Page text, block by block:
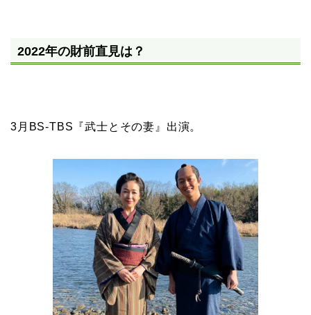
2022年の財前直見は？
3月BS-TBS『武士とその妻』出演。